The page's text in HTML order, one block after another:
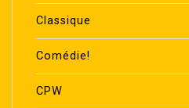
Classique
Comédie!
CPW